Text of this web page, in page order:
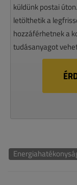
küldünk postai
letölthetik a
hozzáférhetnek a
tudásanyagot